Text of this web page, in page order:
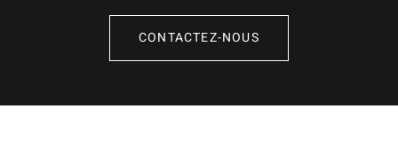
CONTACTEZ-NOUS